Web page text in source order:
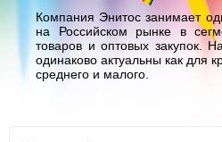
Компания Энитос занимает
на Российском рынке в
товаров и оптовых закупок.
одинаково актуальны как для
среднего и малого.